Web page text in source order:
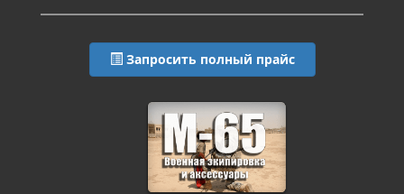
Запросить полный прайс